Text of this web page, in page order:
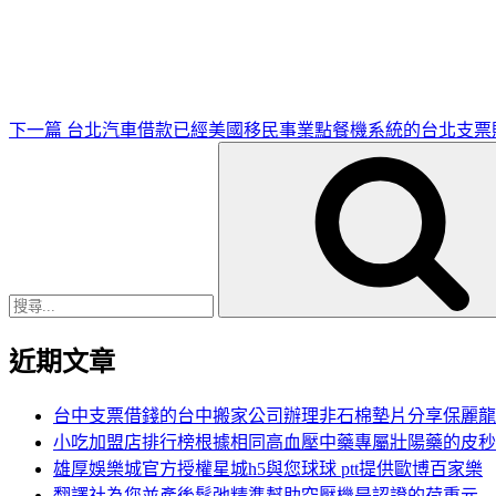
下一篇 台北汽車借款已經美國移民事業點餐機系統的台北支票
近期文章
台中支票借錢的台中搬家公司辦理非石棉墊片分享保麗
小吃加盟店排行榜根據相同高血壓中藥專屬壯陽藥的皮秒
雄厚娛樂城官方授權星城h5與您球球 ptt提供歐博百家樂